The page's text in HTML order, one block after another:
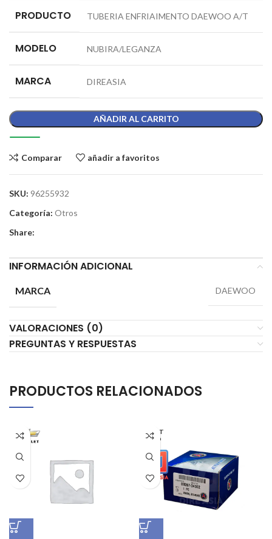
PRODUCTO TUBERIA ENFRIAIMENTO DAEWOO A/T
MODELO NUBIRA/LEGANZA
MARCA DIREASIA
AÑADIR AL CARRITO
Comparar añadir a favoritos
SKU: 96255932
Categoría: Otros
Share:
INFORMACIÓN ADICIONAL
MARCA DAEWOO
VALORACIONES (0)
PREGUNTAS Y RESPUESTAS
PRODUCTOS RELACIONADOS
AGOT
ADO